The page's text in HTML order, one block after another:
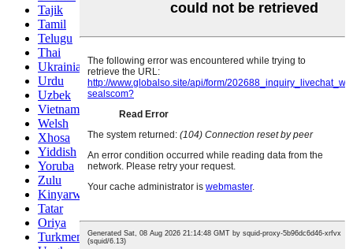
Tajik
Tamil
Telugu
Thai
Ukrainian
Urdu
Uzbek
Vietnamese
Welsh
Xhosa
Yiddish
Yoruba
Zulu
Kinyarwanda
Tatar
Oriya
Turkmen